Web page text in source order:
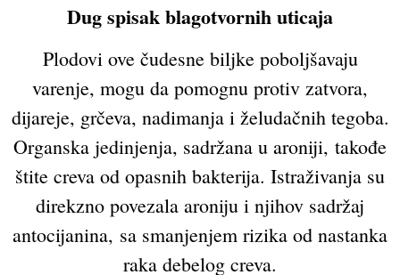
Dug spisak blagotvornih uticaja
Plodovi ove čudesne biljke poboljšavaju
varenje, mogu da pomognu protiv zatvora,
dijareje, grčeva, nadimanja i želudačnih tegoba.
Organska jedinjenja, sadržana u aroniji, takođe
štite creva od opasnih bakterija. Istraživanja su
direkzno povezala aroniju i njihov sadržaj
antocijanina, sa smanjenjem rizika od nastanka
raka debelog creva.